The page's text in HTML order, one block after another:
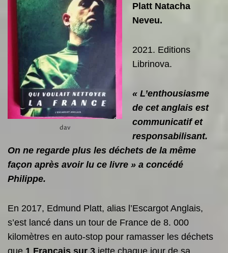
dav
Platt Natacha
Neveu.
2021. Editions
Librinova.
« L’enthousiasme
de cet anglais est
communicatif et
responsabilisant.
On ne regarde plus les déchets de la même
façon après avoir lu ce livre » a concédé
Philippe.
En 2017, Edmund Platt, alias l’Escargot Anglais,
s’est lancé dans un tour de France de 8. 000
kilomètres en auto-stop pour ramasser les déchets
que 1 Français sur 3 jette chaque jour de sa